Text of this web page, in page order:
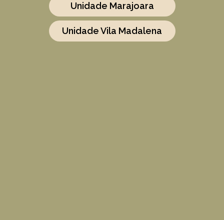
Unidade Marajoara
Unidade Vila Madalena